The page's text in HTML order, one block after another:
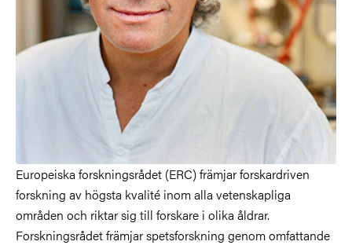
Europeiska forskningsrådet (ERC) främjar forskardriven
forskning av högsta kvalité inom alla vetenskapliga
områden och riktar sig till forskare i olika åldrar.
Forskningsrådet främjar spetsforskning genom omfattande